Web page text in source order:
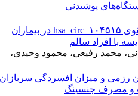
پوشیدنی
بررسی تغییر بیان RNA حلقوی hsa_circ_۱۰۴۵۱۵ در بیماران
با افراد سالم
محمد رفیعی، محمود وحیدی،
رزمی و میزان افسردگی سربازان
و مصرف جنسینگ